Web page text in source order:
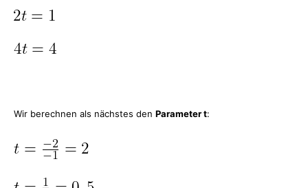
Wir berechnen als nächstes den Parameter t: